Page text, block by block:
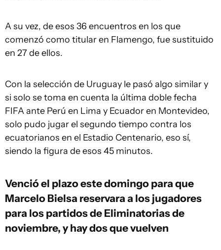
A su vez, de esos 36 encuentros en los que
comenzó como titular en Flamengo, fue sustituido
en 27 de ellos.
Con la selección de Uruguay le pasó algo similar y
si solo se toma en cuenta la última doble fecha
FIFA ante Perú en Lima y Ecuador en Montevideo,
solo pudo jugar el segundo tiempo contra los
ecuatorianos en el Estadio Centenario, eso sí,
siendo la figura de esos 45 minutos.
Venció el plazo este domingo para que
Marcelo Bielsa reservara a los jugadores
para los partidos de Eliminatorias de
noviembre, y hay dos que vuelven